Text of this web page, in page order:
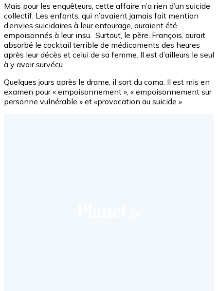
Mais pour les enquêteurs, cette affaire n’a rien d’un suicide
collectif. Les enfants, qui n’avaient jamais fait mention
d’envies suicidaires à leur entourage, auraient été
empoisonnés à leur insu. Surtout, le père, François, aurait
absorbé le cocktail terrible de médicaments des heures
après leur décès et celui de sa femme. Il est d’ailleurs le seul
à y avoir survécu.
Quelques jours après le drame, il sort du coma. Il est mis en
examen pour« empoisonnement », « empoisonnement sur
personne vulnérable » et «provocation au suicide ».